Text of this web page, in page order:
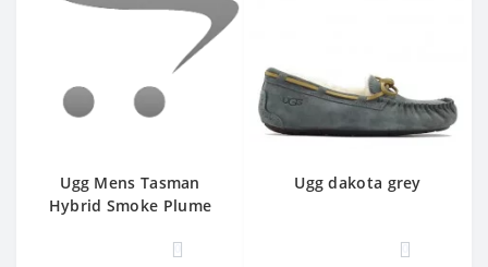
Ugg Mens Tasman
Hybrid Smoke Plume
0
Ugg dakota grey
0